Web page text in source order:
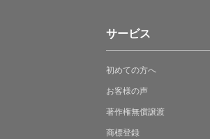
サービス
初めての方へ
お客様の声
著作権無償譲渡
商標登録